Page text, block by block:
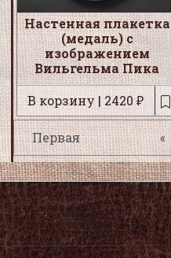
Настенная плакетка
(медаль) с
изображением
Вильгельма Пика
В корзину | 2420 ₽
Первая «